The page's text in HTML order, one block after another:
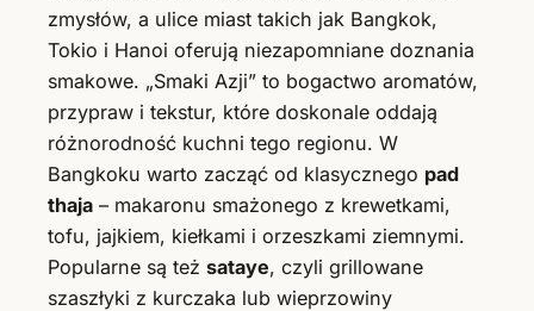
zmysłów, a ulice miast takich jak Bangkok,
Tokio i Hanoi oferują niezapomniane doznania
smakowe. „Smaki Azji” to bogactwo aromatów,
przypraw i tekstur, które doskonale oddają
różnorodność kuchni tego regionu. W
Bangkoku warto zacząć od klasycznego pad
thaja – makaronu smażonego z krewetkami,
tofu, jajkiem, kiełkami i orzeszkami ziemnymi.
Popularne są też sataye, czyli grillowane
szaszłyki z kurczaka lub wieprzowiny